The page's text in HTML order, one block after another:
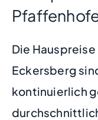
Die
Eckersberg
kontinuierlich